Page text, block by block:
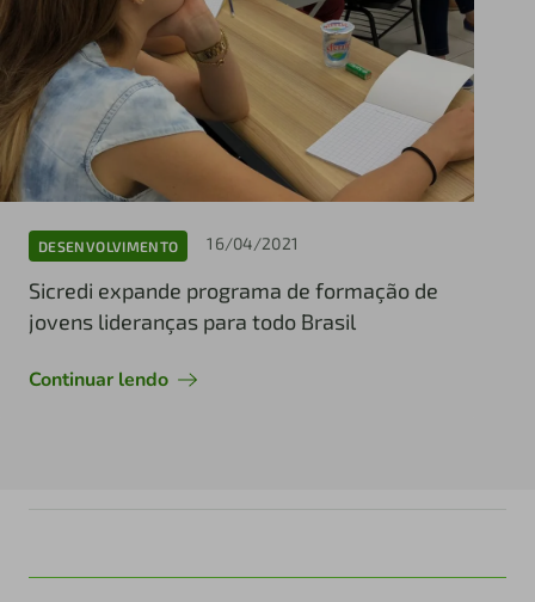
DESENVOLVIMENTO 16/04/2021
Sicredi expande programa de formação de
jovens lideranças para todo Brasil
Continuar lendo